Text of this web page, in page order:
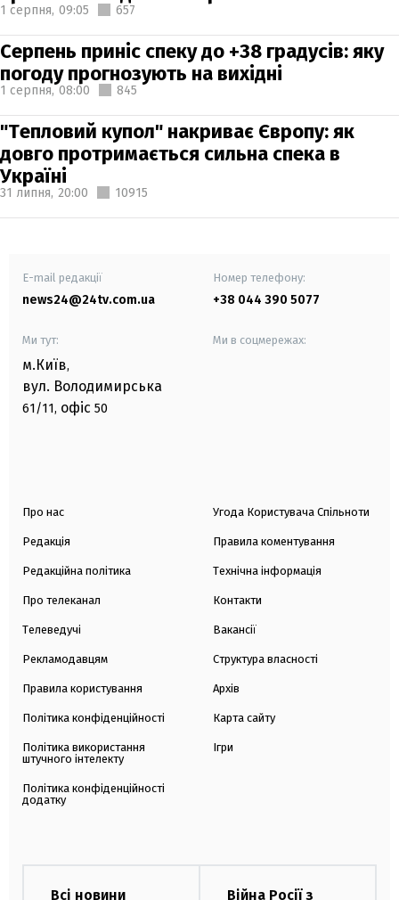
1 серпня, 09:05 657
Серпень приніс спеку до +38 градусів: яку
погоду прогнозують на вихідні
1 серпня, 08:00 845
"Тепловий купол" накриває Європу: як
довго протримається сильна спека в
Україні
31 липня, 20:00 10915
E-mail редакції
news24@24tv.com.ua
Номер телефону:
+38 044 390 5077
Ми тут:
м.Київ,
вул. Володимирська
61/11, офіс 50
Ми в соцмережах:
Про нас
Редакція
Редакційна політика
Про телеканал
Телеведучі
Рекламодавцям
Правила користування
Політика конфіденційності
Політика використання
штучного інтелекту
Політика конфіденційності
додатку
Угода Користувача Спільноти
Правила коментування
Технічна інформація
Контакти
Вакансії
Структура власності
Архів
Карта сайту
Ігри
Всі новини
Війна Росії з